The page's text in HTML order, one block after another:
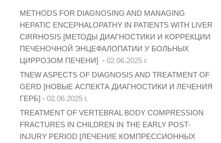
METHODS FOR DIAGNOSING AND MANAGING
HEPATIC ENCEPHALOPATHY IN PATIENTS WITH LIVER
CIRRHOSIS [МЕТОДЫ ДИАГНОСТИКИ И КОРРЕКЦИИ
ПЕЧЕНОЧНОЙ ЭНЦЕФАЛОПАТИИ У БОЛЬНЫХ
ЦИРРОЗОМ ПЕЧЕНИ] - 02.06.2025 г.
TNEW ASPECTS OF DIAGNOSIS AND TREATMENT OF
GERD [НОВЫЕ АСПЕКТА ДИАГНОСТИКИ И ЛЕЧЕНИЯ
ГЕРБ] - 02.06.2025 г.
TREATMENT OF VERTEBRAL BODY COMPRESSION
FRACTURES IN CHILDREN IN THE EARLY POST-
INJURY PERIOD [ЛЕЧЕНИЕ КОМПРЕССИОННЫХ